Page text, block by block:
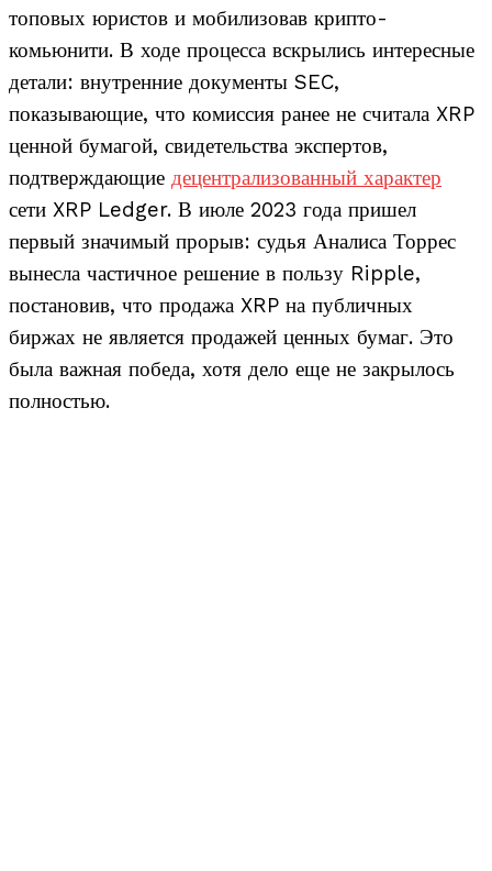
топовых юристов и мобилизовав крипто-
комьюнити. В ходе процесса вскрылись интересные
детали: внутренние документы SEC,
показывающие, что комиссия ранее не считала XRP
ценной бумагой, свидетельства экспертов,
подтверждающие децентрализованный характер
сети XRP Ledger. В июле 2023 года пришел
первый значимый прорыв: судья Аналиса Торрес
вынесла частичное решение в пользу Ripple,
постановив, что продажа XRP на публичных
биржах не является продажей ценных бумаг. Это
была важная победа, хотя дело еще не закрылось
полностью.